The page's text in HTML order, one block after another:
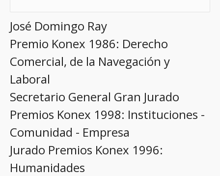
José Domingo Ray
Premio Konex 1986: Derecho
Comercial, de la Navegación y
Laboral
Secretario General Gran Jurado
Premios Konex 1998: Instituciones -
Comunidad - Empresa
Jurado Premios Konex 1996:
Humanidades